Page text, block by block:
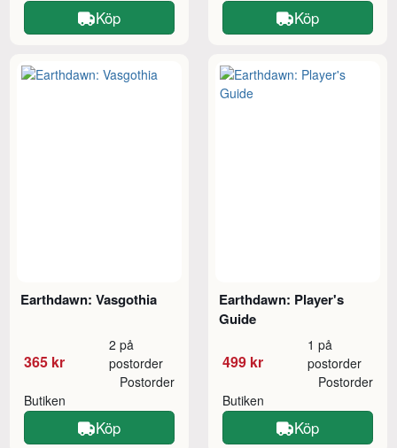
Köp Köp
Earthdawn: Vasgothia
365 kr
2 på
postorder
Butiken
Postorder
Köp
Earthdawn: Player's
Guide
499 kr
1 på
postorder
Butiken
Postorder
Köp